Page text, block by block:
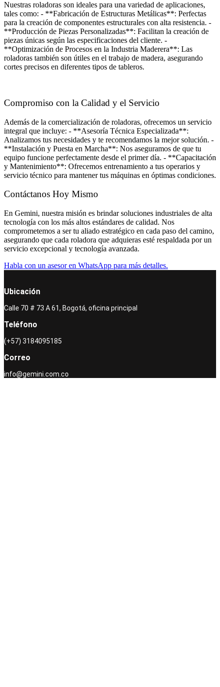
Nuestras roladoras son ideales para una variedad de aplicaciones,
tales como: - **Fabricación de Estructuras Metálicas**: Perfectas
para la creación de componentes estructurales con alta resistencia. -
**Producción de Piezas Personalizadas**: Facilitan la creación de
piezas únicas según las especificaciones del cliente. -
**Optimización de Procesos en la Industria Maderera**: Las
roladoras también son útiles en el trabajo de madera, asegurando
cortes precisos en diferentes tipos de tableros.
Compromiso con la Calidad y el Servicio
Además de la comercialización de roladoras, ofrecemos un servicio
integral que incluye: - **Asesoría Técnica Especializada**:
Analizamos tus necesidades y te recomendamos la mejor solución. -
**Instalación y Puesta en Marcha**: Nos aseguramos de que tu
equipo funcione perfectamente desde el primer día. - **Capacitación
y Mantenimiento**: Ofrecemos entrenamiento a tus operarios y
servicio técnico para mantener tus máquinas en óptimas condiciones.
Contáctanos Hoy Mismo
En Gemini, nuestra misión es brindar soluciones industriales de alta
tecnología con los más altos estándares de calidad. Nos
comprometemos a ser tu aliado estratégico en cada paso del camino,
asegurando que cada roladora que adquieras esté respaldada por un
servicio excepcional y tecnología avanzada.
Habla con un asesor en WhatsApp para más detalles.
Ubicación
Calle 70 # 73 A 61, Bogotá, oficina principal
Teléfono
(+57) 3184095185
Correo
info@gemini.com.co